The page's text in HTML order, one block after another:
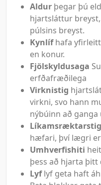
Aldur þegar þú
hjartsláttur
púlsins breyst.
Kynlífhafa
en konur.
Fjölskyldusaga
erfðafræðilega
Virknistig
virkni, svo hann
nýbúinn að ganga
Líkamsræktarstig
hæfari, því lægri
Umhverfishiti
þess að hjarta
Lyflyf geta haft